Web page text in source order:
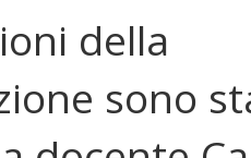
della
sono